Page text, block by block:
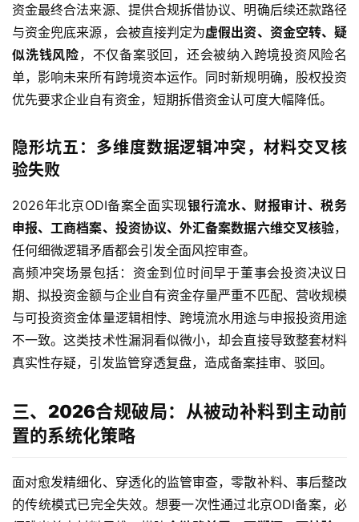
资金最终合法来源、提供合规拆借协议、明确后续还款路径
与资金兜底来源，会被直接判定为虚假出资、资金空转、疑
似洗钱风险，不仅备案驳回，还会被纳入跨境投资风险名
单，影响未来所有跨境资本运作。同时新规明确，股权投资
优先要求企业自有资金，短期拆借资金认可度大幅降低。
隐形坑五：多维度数据逻辑冲突，材料交叉核
验失败
2026年北京ODI备案全面实现银行流水、财报审计、税务
申报、工商档案、投资协议、外汇备案数据六维交叉核验，
任何细微逻辑矛盾都会引发全面风控审查。
高频冲突场景包括：资金到位时间早于董事会投资决议日
期、拟投资金额与企业自有资金存量严重不匹配、营收规模
与可投资资金体量逻辑相悖、跨境流水用途与申报投资用途
不一致。这类技术性漏洞看似微小，却会直接导致整套材料
真实性存疑，引发监管穿透复盘，造成备案挂审、驳回。
三、2026合规破局：从被动补料到主动前
置的系统化策略
面对愈发精细化、穿透化的监管审查，零散补料、事后整改
的传统模式已完全失效。想要一次性通过北京ODI备案，必